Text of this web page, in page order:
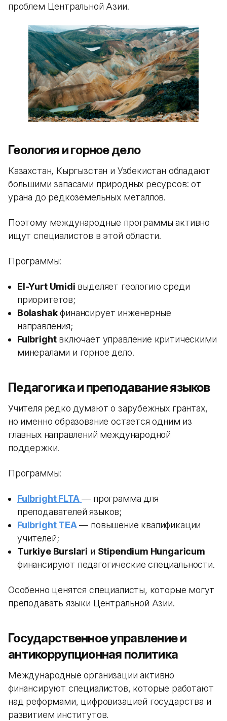
проблем Центральной Азии.
Геология и горное дело
Казахстан, Кыргызстан и Узбекистан обладают
большими запасами природных ресурсов: от
урана до редкоземельных металлов.
Поэтому международные программы активно
ищут специалистов в этой области.
Программы:
El-Yurt Umidi выделяет геологию среди
приоритетов;
Bolashakфинансирует инженерные
направления;
Fulbrightвключает управление критическими
минералами и горное дело.
Педагогика и преподавание языков
Учителя редко думают о зарубежных грантах,
но именно образование остается одним из
главных направлений международной
поддержки.
Программы:
Fulbright FLTA — программа для
преподавателей языков;
Fulbright TEA— повышение квалификации
учителей;
Turkiye Burslari и Stipendium Hungaricum
финансируют педагогические специальности.
Особенно ценятся специалисты, которые могут
преподавать языки Центральной Азии.
Государственное управление и
антикоррупционная политика
Международные организации активно
финансируют специалистов, которые работают
над реформами, цифровизацией государства и
развитием институтов.